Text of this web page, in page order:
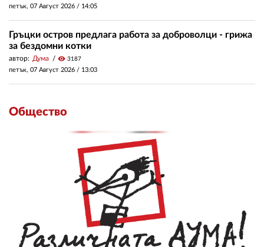
петък, 07 Август 2026 / 14:05
Гръцки остров предлага работа за доброволци - грижа
за бездомни котки
автор: Дума visibility 3187
петък, 07 Август 2026 / 13:03
Общество